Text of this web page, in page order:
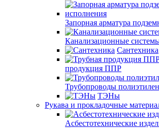
Запорная арматура
Канализационные
Сантехника
продукция ППР
Трубопроводы
ТЭНы
Рукава и прокладочные
Асбестотехнические